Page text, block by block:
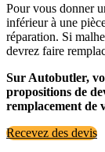
Pour vous donner
inférieur à une
réparation. Si
devrez faire
Sur Autobutler,
propositions de
remplacement de
Recevez des devis